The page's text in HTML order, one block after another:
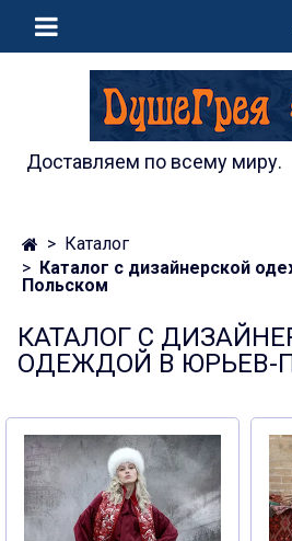
Доставляем по всему миру.
Каталог
Каталог с дизайнерской
Польском
КАТАЛОГ С
ОДЕЖДОЙ В ЮРЬЕВ-